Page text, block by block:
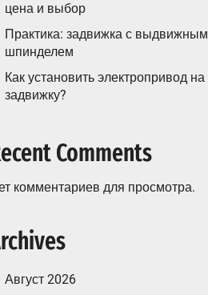
цена и выбор
Практика: задвижка с выдвижным
шпинделем
Как установить электропривод на
задвижку?
Comments
комментариев для просмотра.
Август 2026